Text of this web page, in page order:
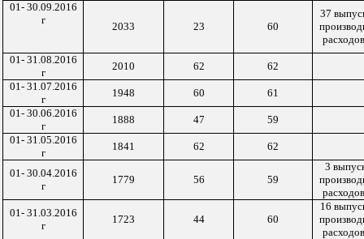
01- 30.09.2016
г
2033 23 60
37
01- 31.08.2016
г
2010 62
62
01- 31.07.2016
г
1948 60
61
01- 30.06.2016
г
1888 47
59
01- 31.05.2016
г
1841 62 62
01- 30.04.2016
г
1779 56 59
3
01- 31.03.2016
г
1723 44 60
16